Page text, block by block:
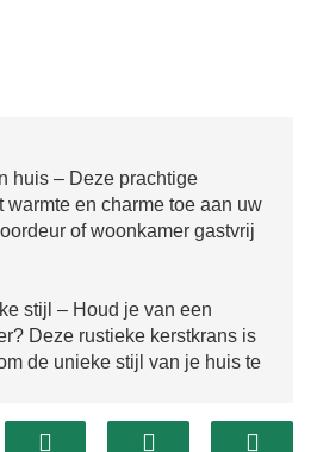
huis – Deze prachtige
warmte en charme toe aan uw
of woonkamer gastvrij
stijl – Houd je van een
Deze rustieke kerstkrans is
de unieke stijl van je huis te
hem aan uw voordeur,